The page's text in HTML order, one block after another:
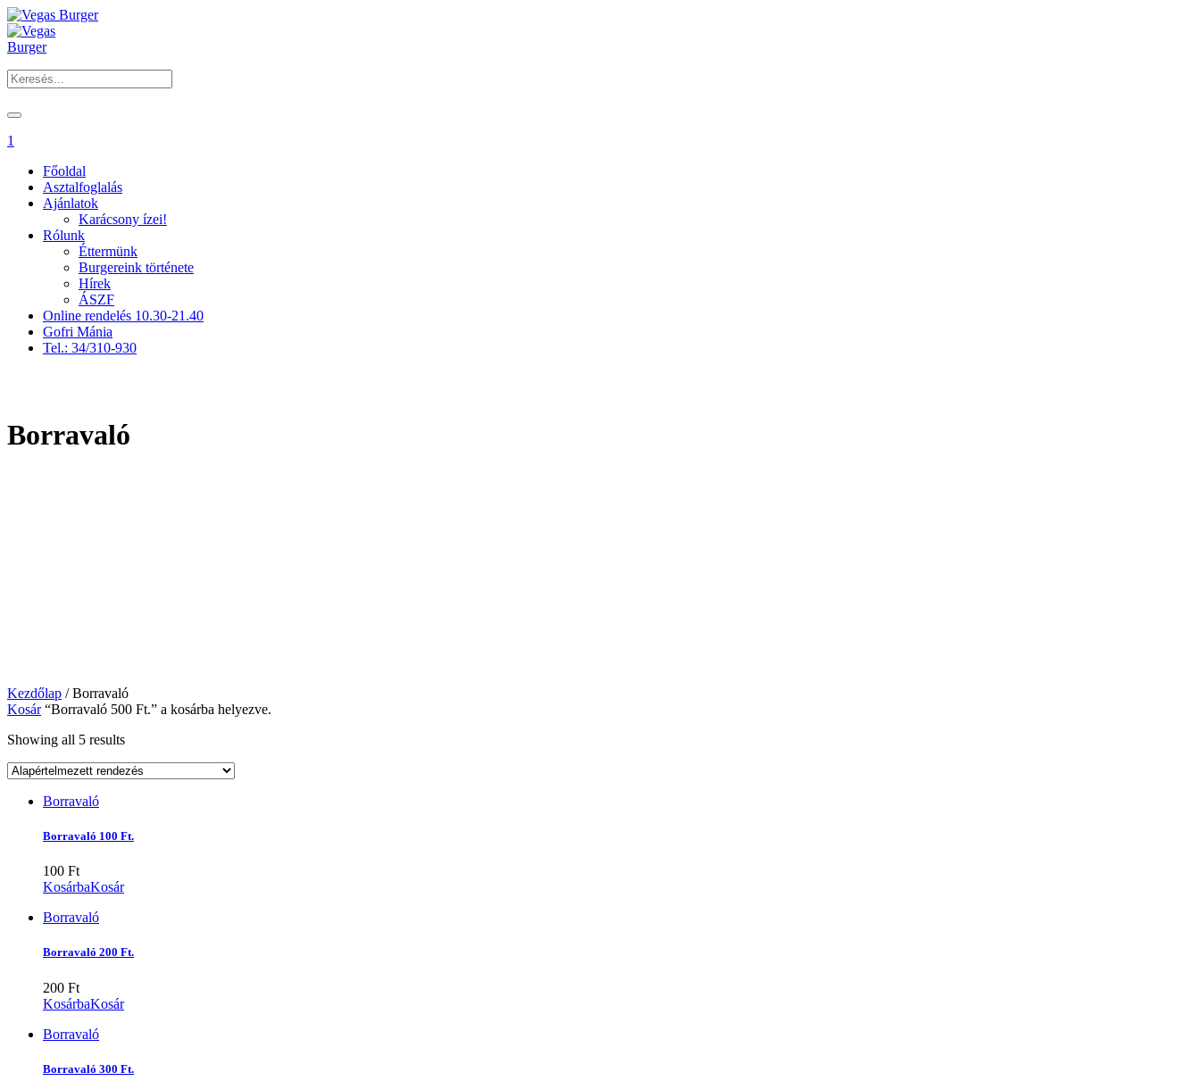
1
Főoldal
Asztalfoglalás
Ajánlatok
Karácsony ízei!
Rólunk
Éttermünk
Burgereink története
Hírek
ÁSZF
Online rendelés 10.30-21.40
Gofri Mánia
Tel.: 34/310-930
Borravaló
Kezdőlap / Borravaló
Kosár“Borravaló 500 Ft.” a kosárba helyezve.
Showing all 5 results
Borravaló
Borravaló 100 Ft.
100 Ft
KosárbaKosár
Borravaló
Borravaló 200 Ft.
200 Ft
KosárbaKosár
Borravaló
Borravaló 300 Ft.